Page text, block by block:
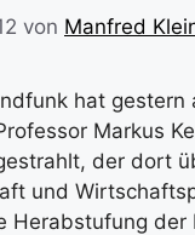
von Manfred
hat gestern
Markus
der dort
und
Herabstufung der